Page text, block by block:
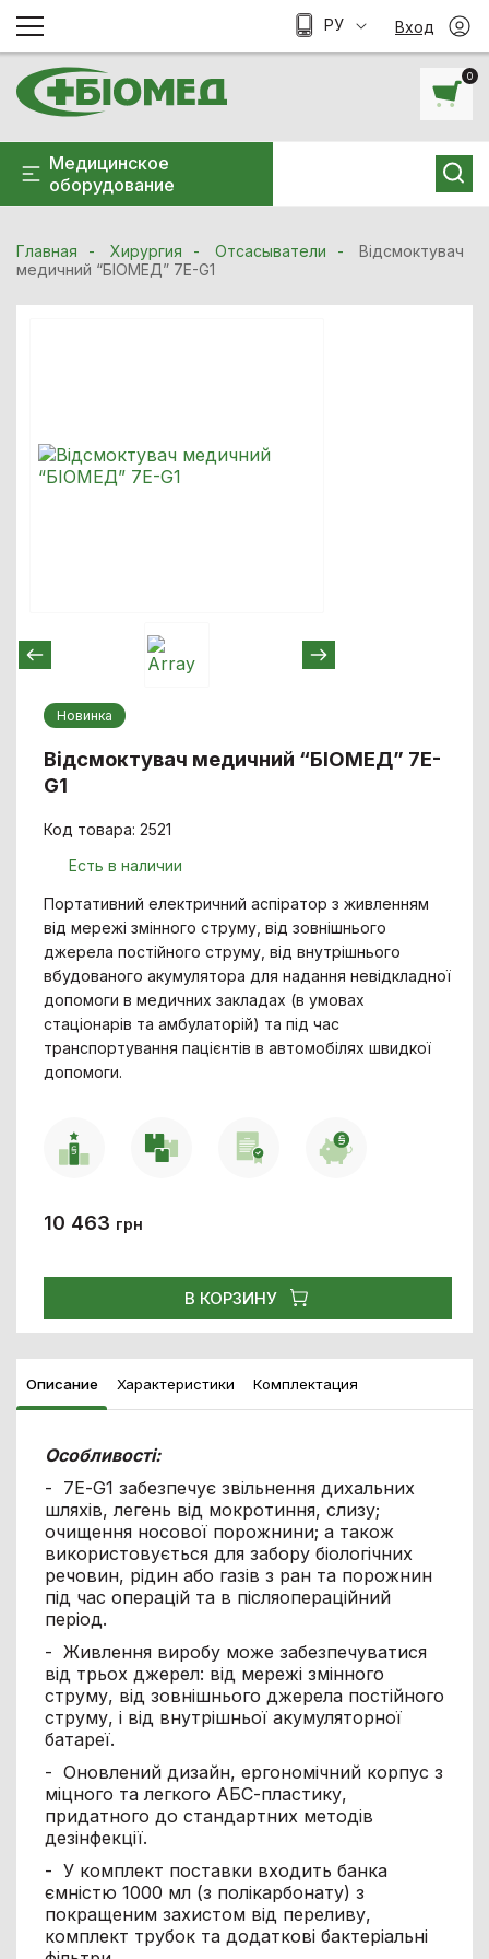
0
Медицинское
оборудование
РУ Вход
Главная Хирургия Отсасыватели
Відсмоктувач
медичний “БІОМЕД” 7E-G1
Новинка
Відсмоктувач медичний “БІОМЕД” 7E-
G1
Код товара: 2521
Есть в наличии
Портативний електричний аспіратор з живленням
від мережі змінного струму, від зовнішнього
джерела постійного струму, від внутрішнього
вбудованого акумулятора для надання невідкладної
допомоги в медичних закладах (в умовах
стаціонарів та амбулаторій) та під час
транспортування пацієнтів в автомобілях швидкої
допомоги.
10 463 грн
В КОРЗИНУ
Описание Характеристики Комплектация
Особливості:
- 7Е-G1 забезпечує звільнення дихальних
шляхів, легень від мокротиння, слизу;
очищення носової порожнини; а також
використовується для забору біологічних
речовин, рідин або газів з ран та порожнин
під час операцій та в післяопераційний
період.
- Живлення виробу може забезпечуватися
від трьох джерел: від мережі змінного
струму, від зовнішнього джерела постійного
струму, і від внутрішньої акумуляторної
батареї.
- Оновлений дизайн, ергономічний корпус з
міцного та легкого АБС-пластику,
придатного до стандартних методів
дезінфекції.
- У комплект поставки входить банка
ємністю 1000 мл (з полікарбонату) з
покращеним захистом від переливу,
комплект трубок та додаткові бактеріальні